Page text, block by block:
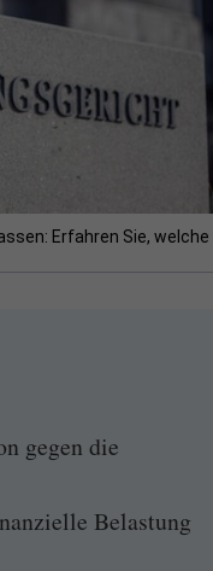
Erfahren Sie, welche
gegen die
Belastung